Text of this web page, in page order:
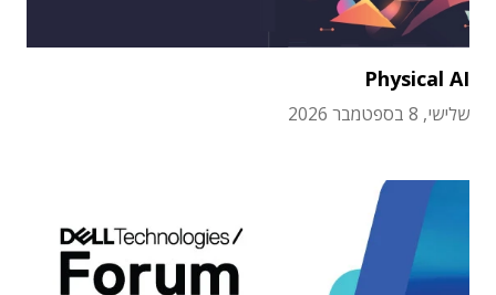
Physical AI
שלישי, 8 בספטמבר 2026